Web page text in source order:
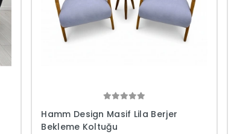
Hamm Design Masif Lila Berjer
Bekleme Koltuğu